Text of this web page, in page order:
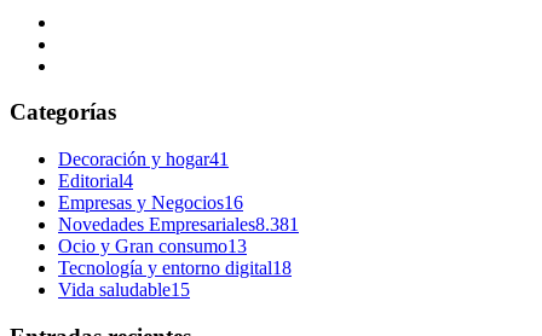
Categorías
Decoración y hogar41
Editorial4
Empresas y Negocios16
Novedades Empresariales8.381
Ocio y Gran consumo13
Tecnología y entorno digital18
Vida saludable15